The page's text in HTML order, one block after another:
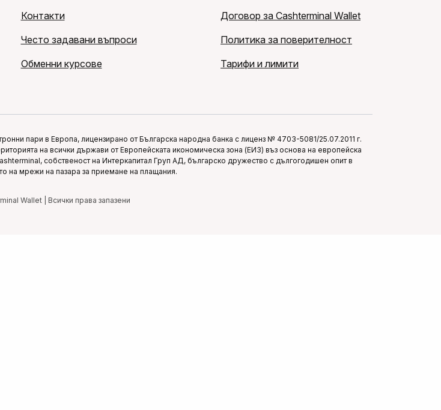
Контакти
Често задавани въпроси
Обменни курсове
Договор за Cashterminal Wallet
Политика за поверителност
Тарифи и лимити
пари в Европа, лицензирано от Българска народна банка с лиценз № 4703-5081/25.07.2011 г.
на всички държави от Европейската икономическа зона (ЕИЗ) въз основа на европейска
собственост на Интеркапитал Груп АД, българско дружество с дългогодишен опит в
на мрежи на пазара за приемане на плащания.
Wallet | Всички права запазени